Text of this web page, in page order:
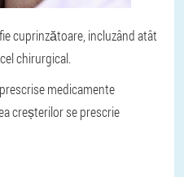
cuprinzătoare, incluzând atât
chirurgical.
medicamente
creșterilor se prescrie